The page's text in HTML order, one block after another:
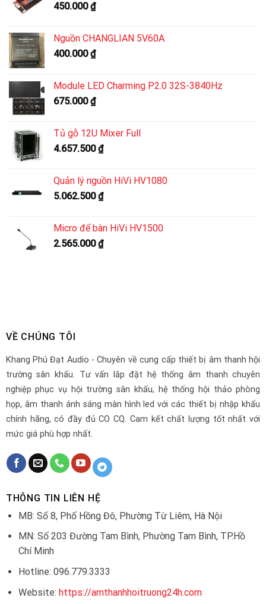
450.000₫
Nguồn CHANGLIAN 5V60A
400.000₫
Module LED Charming P2.0 32S-3840Hz
675.000₫
Tủ gỗ 12U Mixer Full
4.657.500₫
Quản lý nguồn HiVi HV1080
5.062.500₫
Micro để bàn HiVi HV1500
2.565.000₫
VỀ CHÚNG TÔI
Khang Phú Đạt Audio - Chuyên về cung cấp thiết bị âm thanh hội
trường sân khấu. Tư vấn lắp đặt hệ thống âm thanh chuyên
nghiệp phục vụ hội trường sân khấu, hệ thống hội thảo phòng
họp, âm thanh ánh sáng màn hình led với các thiết bị nhập khẩu
chính hãng, có đầy đủ CO CQ. Cam kết chất lượng tốt nhất với
mức giá phù hợp nhất.
THÔNG TIN LIÊN HỆ
MB: Số 8, Phố Hồng Đô, Phường Từ Liêm, Hà Nội
MN: Số 203 Đường Tam Bình, Phường Tam Bình, TP.Hồ
Chí Minh
Hotline: 096.779.3333
Website: https://amthanhhoitruong24h.com